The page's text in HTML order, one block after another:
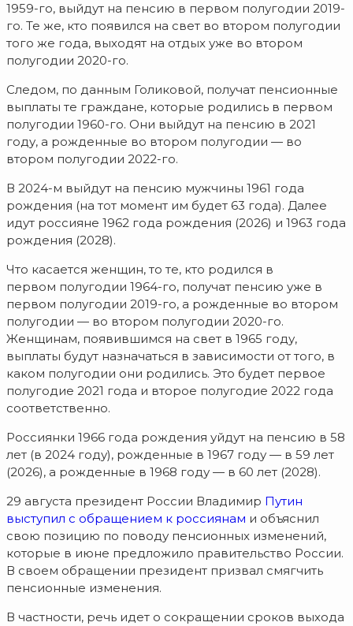
1959-го, выйдут на пенсию в первом полугодии 2019-
го. Те же, кто появился на свет во втором полугодии
того же года, выходят на отдых уже во втором
полугодии 2020-го.
Следом, по данным Голиковой, получат пенсионные
выплаты те граждане, которые родились в первом
полугодии 1960-го. Они выйдут на пенсию в 2021
году, а рожденные во втором полугодии — во
втором полугодии 2022-го.
В 2024-м выйдут на пенсию мужчины 1961 года
рождения (на тот момент им будет 63 года). Далее
идут россияне 1962 года рождения (2026) и 1963 года
рождения (2028).
Что касается женщин, то те, кто родился в
первом полугодии 1964-го, получат пенсию уже в
первом полугодии 2019-го, а рожденные во втором
полугодии — во втором полугодии 2020-го.
Женщинам, появившимся на свет в 1965 году,
выплаты будут назначаться в зависимости от того, в
каком полугодии они родились. Это будет первое
полугодие 2021 года и второе полугодие 2022 года
соответственно.
Россиянки 1966 года рождения уйдут на пенсию в 58
лет (в 2024 году), рожденные в 1967 году — в 59 лет
(2026), а рожденные в 1968 году — в 60 лет (2028).
29 августа президент России Владимир Путин
выступил с обращением к россиянам и объяснил
свою позицию по поводу пенсионных изменений,
которые в июне предложило правительство России.
В своем обращении президент призвал смягчить
пенсионные изменения.
В частности, речь идет о сокращении сроков выхода